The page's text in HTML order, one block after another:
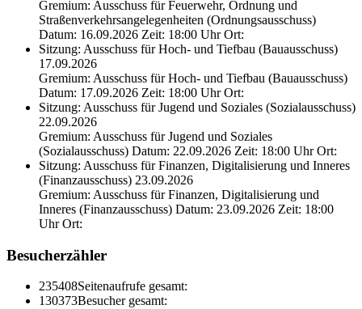
Gremium: Ausschuss für Feuerwehr, Ordnung und
Straßenverkehrsangelegenheiten (Ordnungsausschuss)
Datum: 16.09.2026 Zeit: 18:00 Uhr Ort:
Sitzung: Ausschuss für Hoch- und Tiefbau (Bauausschuss)
17.09.2026
Gremium: Ausschuss für Hoch- und Tiefbau (Bauausschuss)
Datum: 17.09.2026 Zeit: 18:00 Uhr Ort:
Sitzung: Ausschuss für Jugend und Soziales (Sozialausschuss)
22.09.2026
Gremium: Ausschuss für Jugend und Soziales
(Sozialausschuss) Datum: 22.09.2026 Zeit: 18:00 Uhr Ort:
Sitzung: Ausschuss für Finanzen, Digitalisierung und Inneres
(Finanzausschuss) 23.09.2026
Gremium: Ausschuss für Finanzen, Digitalisierung und
Inneres (Finanzausschuss) Datum: 23.09.2026 Zeit: 18:00
Uhr Ort:
Besucherzähler
235408Seitenaufrufe gesamt:
130373Besucher gesamt: